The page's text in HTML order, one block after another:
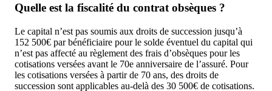
Quelle est la fiscalité du contrat obsèques ?
Le capital n’est pas soumis aux droits de succession jusqu’à
152 500€ par bénéficiaire pour le solde éventuel du capital qui
n’est pas affecté au règlement des frais d’obsèques pour les
cotisations versées avant le 70e anniversaire de l’assuré. Pour
les cotisations versées à partir de 70 ans, des droits de
succession sont applicables au-delà des 30 500€ de cotisations.